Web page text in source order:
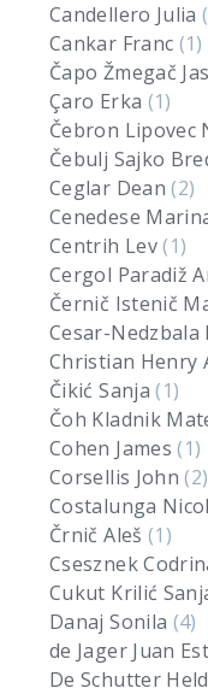
Candellero Julia
Cankar Franc (1)
Čapo Žmegač
Çaro Erka (1)
Čebron Lipovec
Čebulj Sajko
Ceglar Dean(2)
Cenedese
Centrih Lev(1)
Cergol Paradiž
Černič Istenič
Cesar-
Christian Henry
Čikić Sanja(1)
Čoh Kladnik
Cohen James(1)
Corsellis John(2)
Costalunga
Črnič Aleš (1)
Csesznek
Cukut Krilić
Danaj Sonila (4)
de Jager Juan
De Schutter